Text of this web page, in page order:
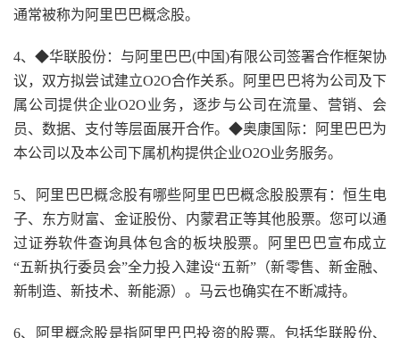
通常被称为阿里巴巴概念股。
4、◆华联股份：与阿里巴巴(中国)有限公司签署合作框架协
议，双方拟尝试建立O2O合作关系。阿里巴巴将为公司及下
属公司提供企业O2O业务，逐步与公司在流量、营销、会
员、数据、支付等层面展开合作。◆奥康国际：阿里巴巴为
本公司以及本公司下属机构提供企业O2O业务服务。
5、阿里巴巴概念股有哪些阿里巴巴概念股股票有：恒生电
子、东方财富、金证股份、内蒙君正等其他股票。您可以通
过证券软件查询具体包含的板块股票。阿里巴巴宣布成立
“五新执行委员会”全力投入建设“五新”（新零售、新金融、
新制造、新技术、新能源）。马云也确实在不断减持。
6、阿里概念股是指阿里巴巴投资的股票。包括华联股份、